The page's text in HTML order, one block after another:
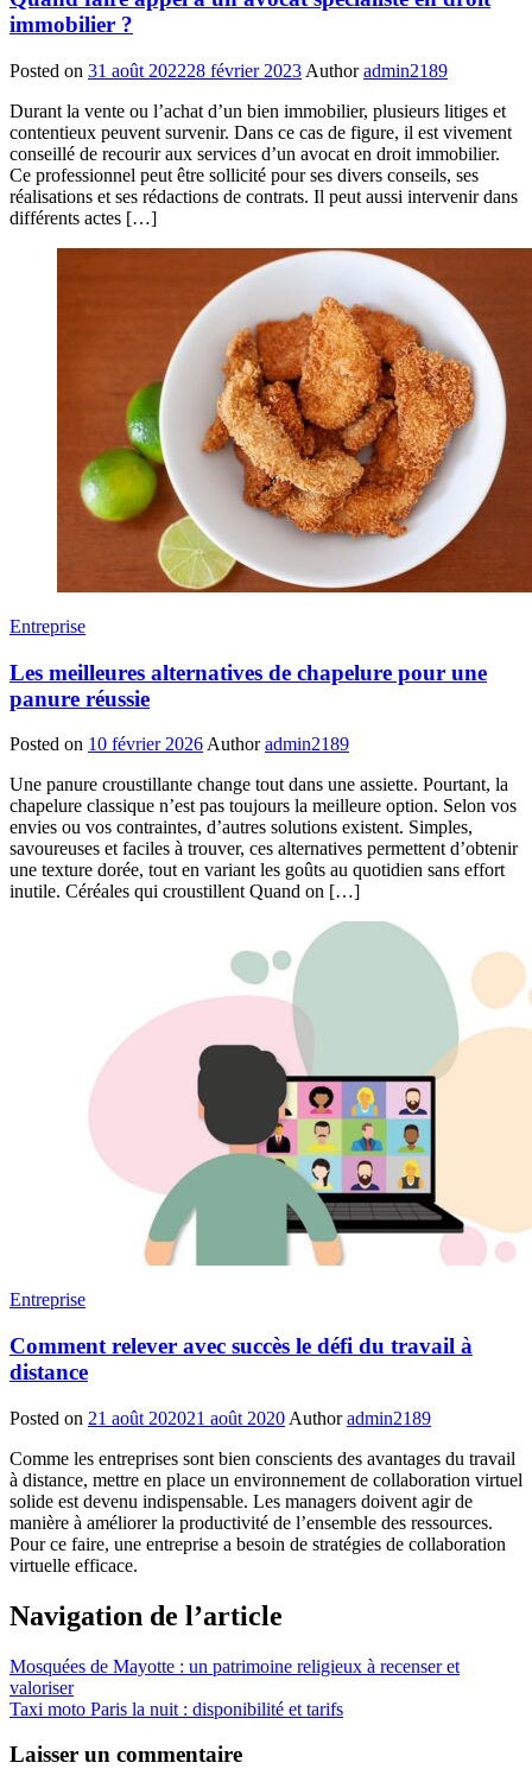
immobilier ?
Posted on 31 août 202228 février 2023 Author admin2189
Durant la vente ou l’achat d’un bien immobilier, plusieurs litiges et
contentieux peuvent survenir. Dans ce cas de figure, il est vivement
conseillé de recourir aux services d’un avocat en droit immobilier.
Ce professionnel peut être sollicité pour ses divers conseils, ses
réalisations et ses rédactions de contrats. Il peut aussi intervenir dans
différents actes […]
Entreprise
Les meilleures alternatives de chapelure pour une
panure réussie
Posted on 10 février 2026 Author admin2189
Une panure croustillante change tout dans une assiette. Pourtant, la
chapelure classique n’est pas toujours la meilleure option. Selon vos
envies ou vos contraintes, d’autres solutions existent. Simples,
savoureuses et faciles à trouver, ces alternatives permettent d’obtenir
une texture dorée, tout en variant les goûts au quotidien sans effort
inutile. Céréales qui croustillent Quand on […]
Entreprise
Comment relever avec succès le défi du travail à
distance
Posted on 21 août 202021 août 2020 Author admin2189
Comme les entreprises sont bien conscients des avantages du travail
à distance, mettre en place un environnement de collaboration virtuel
solide est devenu indispensable. Les managers doivent agir de
manière à améliorer la productivité de l’ensemble des ressources.
Pour ce faire, une entreprise a besoin de stratégies de collaboration
virtuelle efficace.
Navigation de l’article
Mosquées de Mayotte : un patrimoine religieux à recenser et
valoriser
Taxi moto Paris la nuit : disponibilité et tarifs
Laisser un commentaire